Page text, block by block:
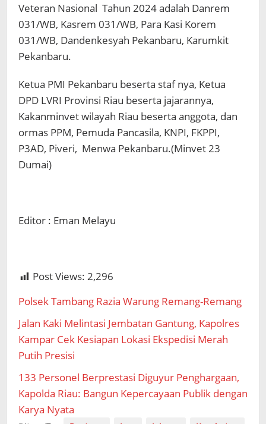
Veteran Nasional Tahun 2024 adalah Danrem
031/WB, Kasrem 031/WB, Para Kasi Korem
031/WB, Dandenkesyah Pekanbaru, Karumkit
Pekanbaru.
Ketua PMI Pekanbaru beserta staf nya, Ketua
DPD LVRI Provinsi Riau beserta jajarannya,
Kakanminvet wilayah Riau beserta anggota, dan
ormas PPM, Pemuda Pancasila, KNPI, FKPPI,
P3AD, Piveri, Menwa Pekanbaru.(Minvet 23
Dumai)
Editor : Eman Melayu
Post Views: 2,296
Polsek Tambang Razia Warung Remang-Remang
Jalan Kaki Melintasi Jembatan Gantung, Kapolres
Kampar Cek Kesiapan Lokasi Ekspedisi Merah
Putih Presisi
133 Personel Berprestasi Diguyur Penghargaan,
Kapolda Riau: Bangun Kepercayaan Publik dengan
Karya Nyata